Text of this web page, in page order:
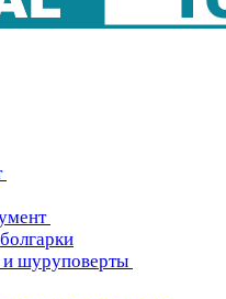
и шуруповерты